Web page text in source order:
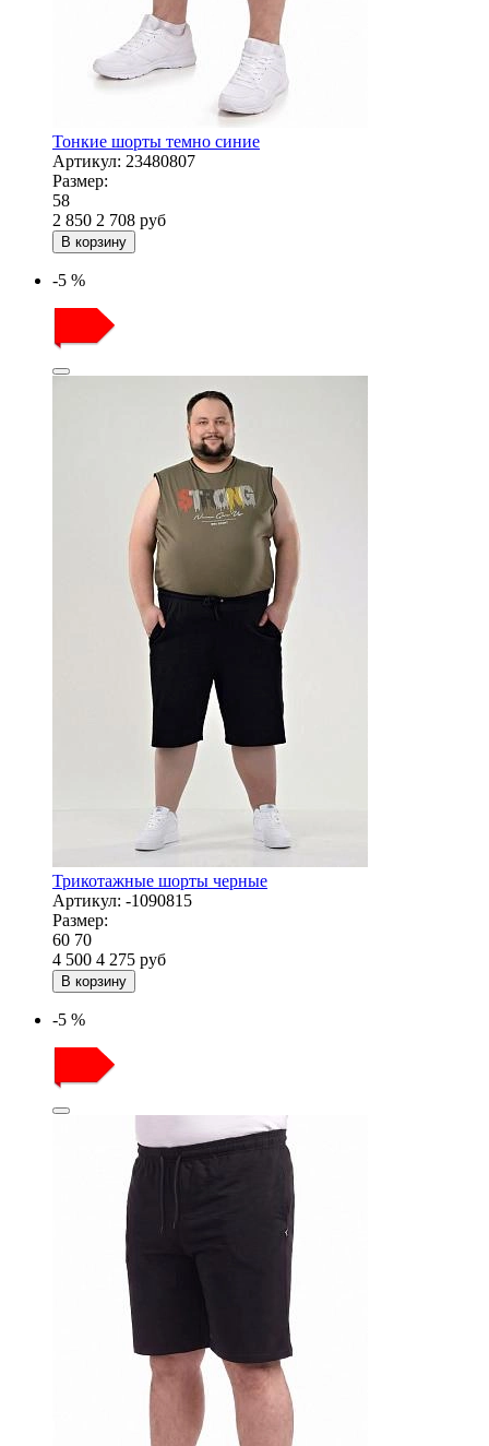
Тонкие шорты темно синие
Артикул: 23480807
Размер:
58
2 850 2 708 руб
В корзину
-5 %
Трикотажные шорты черные
Артикул: -1090815
Размер:
60 70
4 500 4 275 руб
В корзину
-5 %